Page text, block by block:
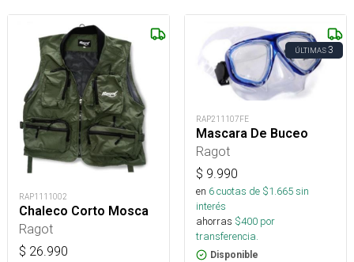
RAP1111002
Chaleco Corto Mosca
Ragot
$ 26.990
ÚLTIMAS3
RAP211107FE
Mascara De Buceo
Ragot
$ 9.990
en 6cuotas de $1.665sin
interés
ahorras $400 por
transferencia.
Disponible